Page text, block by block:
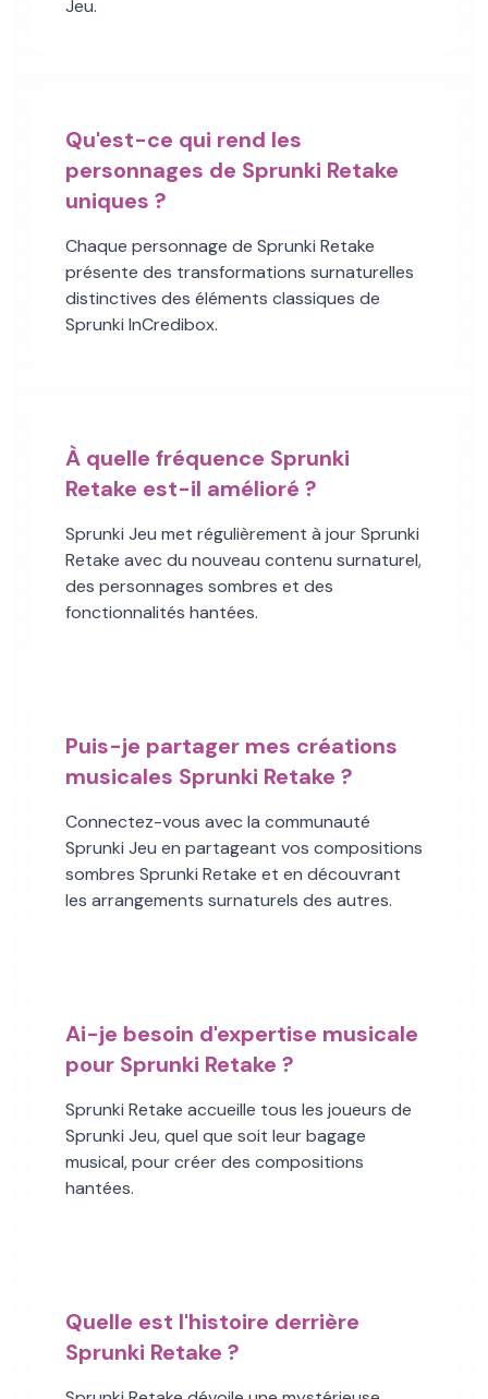
Jeu.
Qu'est-ce qui rend les
personnages de Sprunki Retake
uniques ?
Chaque personnage de Sprunki Retake
présente des transformations surnaturelles
distinctives des éléments classiques de
Sprunki InCredibox.
À quelle fréquence Sprunki
Retake est-il amélioré ?
Sprunki Jeu met régulièrement à jour Sprunki
Retake avec du nouveau contenu surnaturel,
des personnages sombres et des
fonctionnalités hantées.
Puis-je partager mes créations
musicales Sprunki Retake ?
Connectez-vous avec la communauté
Sprunki Jeu en partageant vos compositions
sombres Sprunki Retake et en découvrant
les arrangements surnaturels des autres.
Ai-je besoin d'expertise musicale
pour Sprunki Retake ?
Sprunki Retake accueille tous les joueurs de
Sprunki Jeu, quel que soit leur bagage
musical, pour créer des compositions
hantées.
Quelle est l'histoire derrière
Sprunki Retake ?